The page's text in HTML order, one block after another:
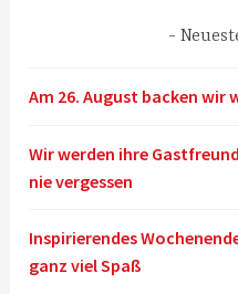
Am 26. August backen wir
Wir werden ihre
nie vergessen
Inspirierendes
ganz viel Spaß